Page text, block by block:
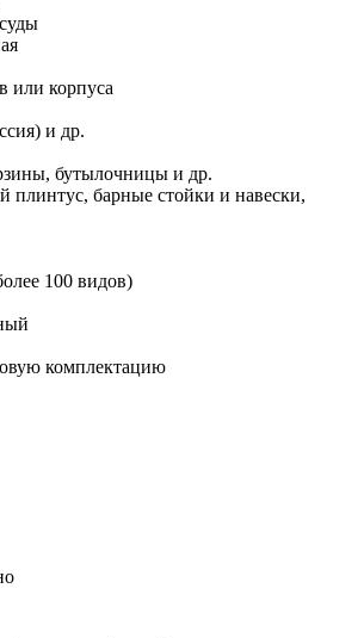
или корпуса
и др.
бутылочницы и др.
плинтус, барные стойки и навески,
100 видов)
комплектацию